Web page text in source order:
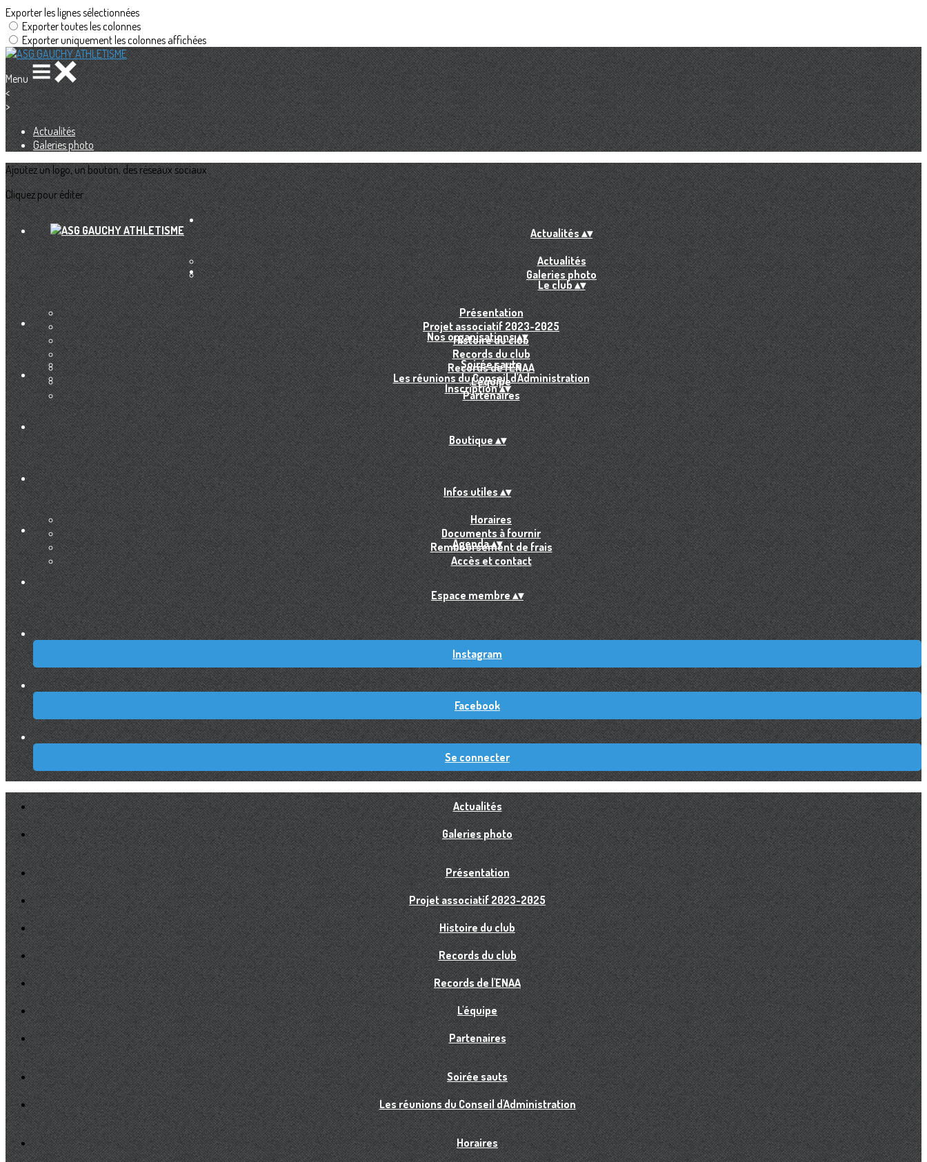
Exporter les lignes sélectionnées
Exporter toutes les colonnes
Exporter uniquement les colonnes affichées
Menu
<
>
Actualités
Galeries photo
Ajoutez un logo, un bouton, des réseaux sociaux
Cliquez pour éditer
Actualités▴▾
Actualités
Galeries photo
Le club▴▾
Présentation
Projet associatif 2023-2025
Histoire du club
Records du club
Records de l'ENAA
L'équipe
Partenaires
Nos organisations▴▾
Soirée sauts
Les réunions du Conseil d'Administration
Inscription▴▾
Boutique▴▾
Infos utiles▴▾
Horaires
Documents à fournir
Remboursement de frais
Accès et contact
Agenda▴▾
Espace membre▴▾
Instagram
Facebook
Se connecter
Actualités
Galeries photo
Présentation
Projet associatif 2023-2025
Histoire du club
Records du club
Records de l'ENAA
L'équipe
Partenaires
Soirée sauts
Les réunions du Conseil d'Administration
Horaires